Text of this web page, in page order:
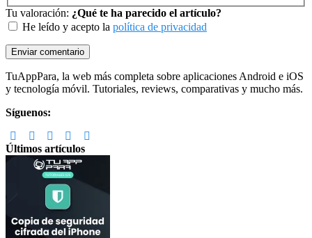
Tu valoración: ¿Qué te ha parecido el artículo?
He leído y acepto la política de privacidad
Footer
TuAppPara, la web más completa sobre aplicaciones Android e iOS
y tecnología móvil. Tutoriales, reviews, comparativas y mucho más.
Síguenos:
Últimos artículos